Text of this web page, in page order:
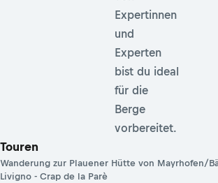
Expertinnen
und
Experten
bist du ideal
für die
Berge
vorbereitet.
Touren
Wanderung zur Plauener Hütte von Mayrhofen/
Livigno - Crap de la Parè